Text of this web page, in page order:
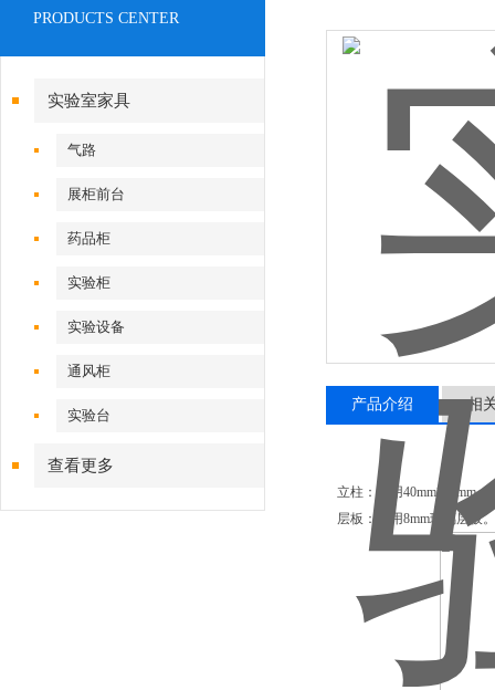
PRODUCTS CENTER
实验室家具
气路
展柜前台
药品柜
实验柜
实验设备
通风柜
实验台
查看更多
产品介绍 相
立柱：采用40mm*80mm
层板：采用8mm玻璃层板